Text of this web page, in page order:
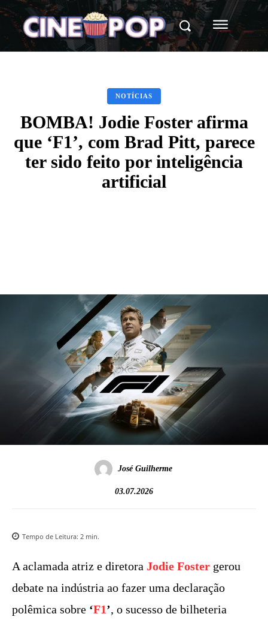
NOTÍCIAS
BOMBA! Jodie Foster afirma
que ‘F1’, com Brad Pitt, parece
ter sido feito por inteligência
artificial
José Guilherme
03.07.2026
Tempo de Leitura: 2 min.
A aclamada atriz e diretora Jodie Foster gerou
debate na indústria ao fazer uma declaração
polêmica sobre ‘F1’, o sucesso de bilheteria